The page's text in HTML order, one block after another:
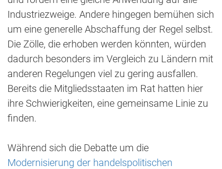
Industriezweige. Andere hingegen bemühen sich
um eine generelle Abschaffung der Regel selbst.
Die Zölle, die erhoben werden könnten, würden
dadurch besonders im Vergleich zu Ländern mit
anderen Regelungen viel zu gering ausfallen.
Bereits die Mitgliedsstaaten im Rat hatten hier
ihre Schwierigkeiten, eine gemeinsame Linie zu
finden.
Während sich die Debatte um die
Modernisierung der handelspolitischen